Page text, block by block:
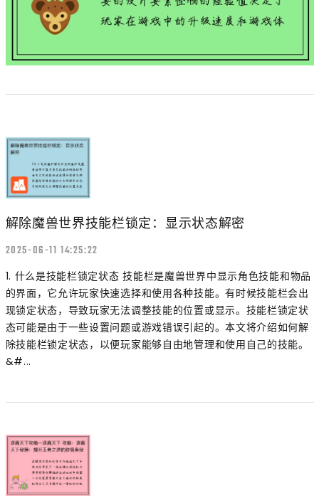
解除魔兽世界技能栏锁定：显示状态解密
2025-06-11 14:25:22
1. 什么是技能栏锁定状态 技能栏是魔兽世界中显示角色技能和物品
的界面，它允许玩家快速选择和使用各种技能。有时候技能栏会出
现锁定状态，导致玩家无法调整技能的位置或显示。技能栏锁定状
态可能是由于一些设置问题或游戏错误引起的。本文将介绍如何解
除技能栏锁定状态，以便玩家能够自由地管理和使用自己的技能。
&#...